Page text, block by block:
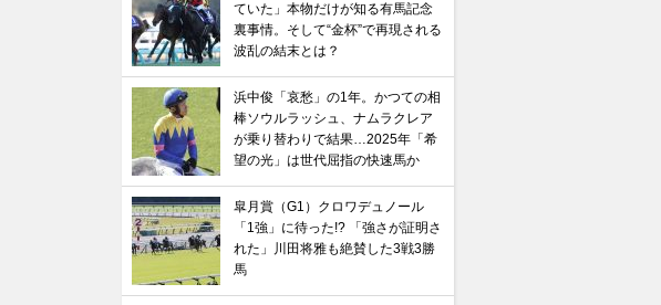
ていた」本物だけが知る有馬記念
裏事情。そして“金杯”で再現される
波乱の結末とは？
浜中俊「哀愁」の1年。かつての相
棒ソウルラッシュ、ナムラクレア
が乗り替わりで結果…2025年「希
望の光」は世代屈指の快速馬か
皐月賞（G1）クロワデュノール
「1強」に待った!? 「強さが証明さ
れた」川田将雅も絶賛した3戦3勝
馬